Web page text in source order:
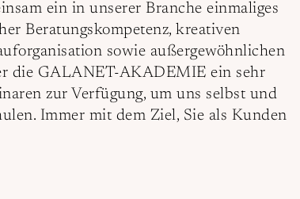
ein in unserer Branche einmaliges
Beratungskompetenz, kreativen
sowie außergewöhnlichen
die GALANET-AKADEMIE ein sehr
zur Verfügung, um uns selbst und
Immer mit dem Ziel, Sie als Kunden